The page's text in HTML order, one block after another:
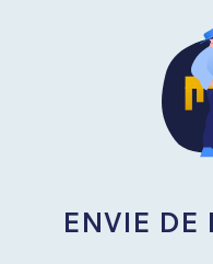
ENVIE DE